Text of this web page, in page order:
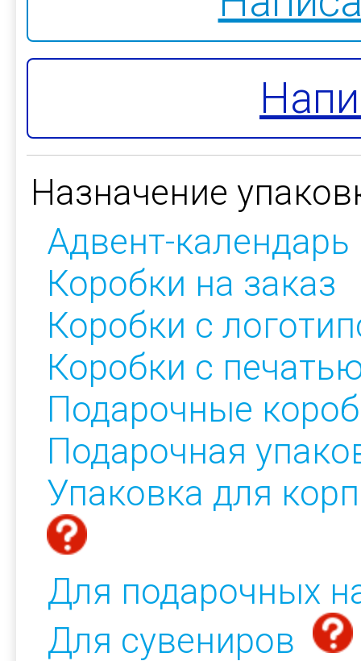
Назначение
Адвент-календарь
Коробки на заказ
Коробки с
Коробки с
Подарочные
Подарочная
Упаковка для
Для подарочных
Для сувениров